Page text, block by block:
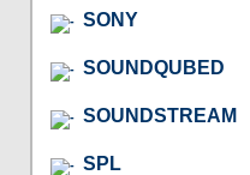
SONY
SOUNDQUBED
SOUNDSTREAM
SPL